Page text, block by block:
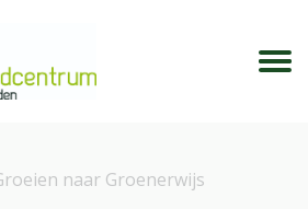
naar Groenerwijs